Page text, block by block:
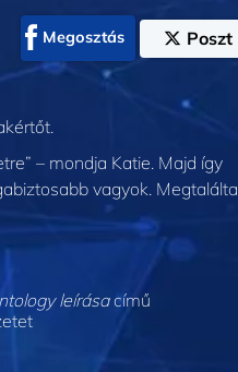
Megosztás Poszt
– mondja Katie. Majd így
vagyok.
leírásacímű